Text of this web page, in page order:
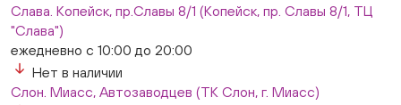
Слава. Копейск, пр.Славы 8/1 (Копейск, пр. Славы 8/1, ТЦ
"Слава")
ежедневно с 10:00 до 20:00
Нет в наличии
Слон. Миасс, Автозаводцев (ТК Слон, г. Миасс)